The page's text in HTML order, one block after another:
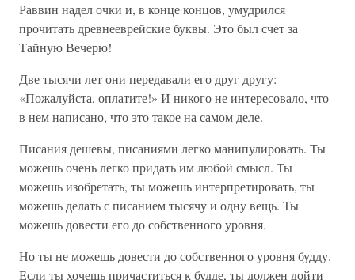
Раввин надел очки и, в конце концов, умудрился
прочитать древнееврейские буквы. Это был счет за
Тайную Вечерю!
Две тысячи лет они передавали его друг другу:
«Пожалуйста, оплатите!» И никого не интересовало, что
в нем написано, что это такое на самом деле.
Писания дешевы, писаниями легко манипулировать. Ты
можешь очень легко придать им любой смысл. Ты
можешь изобретать, ты можешь интерпретировать, ты
можешь делать с писанием тысячу и одну вещь. Ты
можешь довести его до собственного уровня.
Но ты не можешь довести до собственного уровня будду.
Если ты хочешь причаститься к будде, ты должен дойти